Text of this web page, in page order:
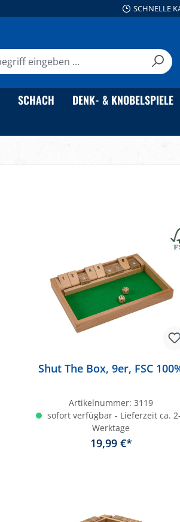
SCHNELLE
SCHACH DENK- & KNOBELSPIELE
Shut The Box, 9er, FSC
Artikelnummer:3119
sofort verfügbar - Lieferzeit ca.
Werktage
19,99 €*